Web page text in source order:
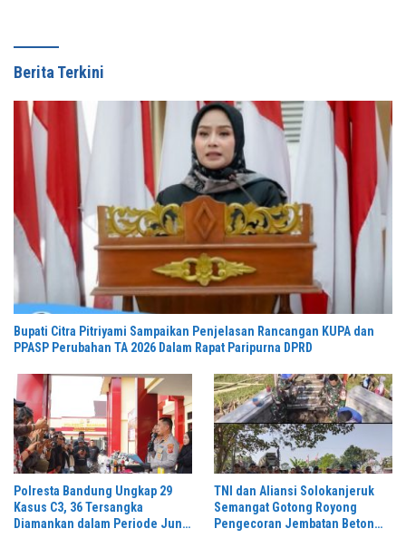
Berita Terkini
Bupati Citra Pitriyami Sampaikan Penjelasan Rancangan KUPA dan
PPASP Perubahan TA 2026 Dalam Rapat Paripurna DPRD
Polresta Bandung Ungkap 29
Kasus C3, 36 Tersangka
Diamankan dalam Periode Juni-
TNI dan Aliansi Solokanjeruk
Semangat Gotong Royong
Pengecoran Jembatan Beton